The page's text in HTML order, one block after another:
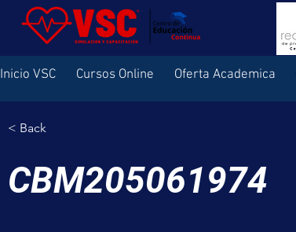
Inicio VSC Cursos Online Oferta Academica
< Back
CBM205061974